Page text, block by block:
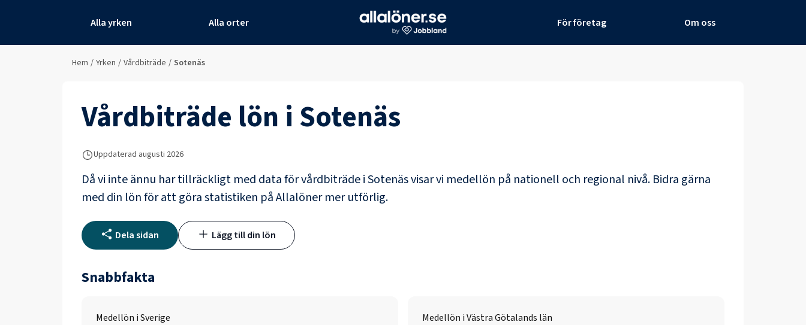
Alla yrken Alla orter För företag Om oss
Hem / Yrken / Vårdbiträde / Sotenäs
Vårdbiträde lön i Sotenäs
Uppdaterad augusti 2026
Då vi inte ännu har tillräckligt med data förvårdbiträdeiSotenäsvisar vi medellön på nationell och regional nivå. Bidra gärna
med din lön för att göra statistiken på Allalöner mer utförlig.
Dela sidan Lägg till din lön
Snabbfakta
Medellön i Sverige Medellön i Västra Götalands län